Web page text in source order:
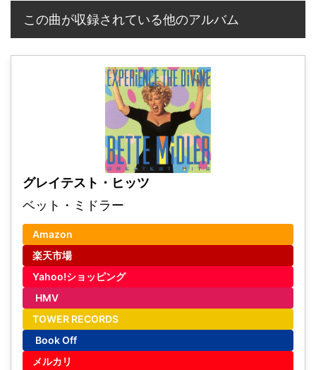
この曲が収録されている他のアルバム
グレイテスト・ヒッツ
ベット・ミドラー
Amazon
楽天市場
Yahoo!ショッピング
HMV
TOWER RECORDS
Book Off
メルカリ